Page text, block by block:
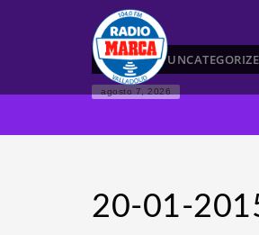
HOME
agosto 7, 2026
20-01-